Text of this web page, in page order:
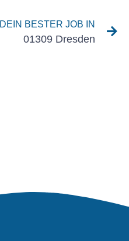
DEIN BESTER JOB IN
01309 Dresden